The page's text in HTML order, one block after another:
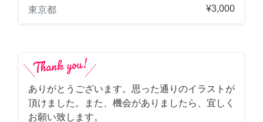
東京都
¥3,000
ありがとうございます。思った通りのイラストが
頂けました。また、機会がありましたら、宜しく
お願い致します。